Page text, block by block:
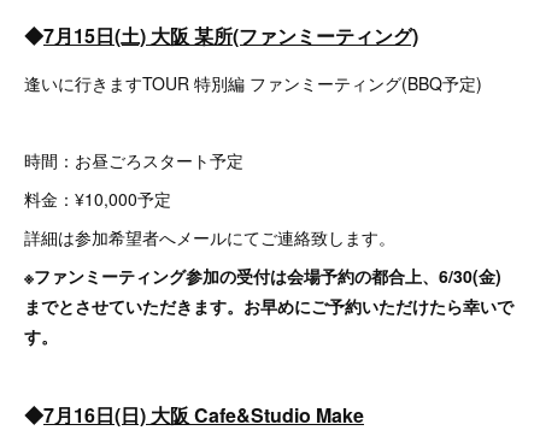
◆7月15日(土) 大阪 某所(ファンミーティング)
逢いに行きますTOUR 特別編 ファンミーティング(BBQ予定)
時間：お昼ごろスタート予定
料金：¥10,000予定
詳細は参加希望者へメールにてご連絡致します。
※ファンミーティング参加の受付は会場予約の都合上、6/30(金)
までとさせていただきます。お早めにご予約いただけたら幸いで
す。
◆7月16日(日) 大阪 Cafe&Studio Make